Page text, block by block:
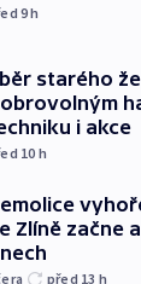
9h
starého
i akce
10 h
Zlíně začne
před 13 h